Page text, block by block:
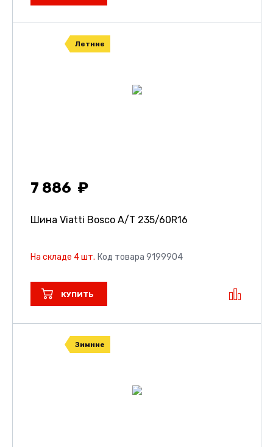
Летние
7 886
Шина Viatti Bosco A/T 235/60R16
На складе 4 шт. Код товара 9199904
КУПИТЬ
Зимние